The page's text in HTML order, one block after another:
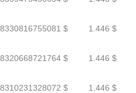
$ 1.446 $
$ 1.446 $
$ 1.446 $